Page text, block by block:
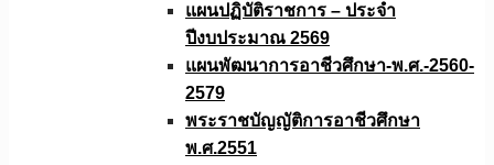
แผนปฏิบัติราชการ – ประจำ
ปีงบประมาณ 2569
แผนพัฒนาการอาชีวศึกษา-พ.ศ.-2560-
2579
พระราชบัญญัติการอาชีวศึกษา
พ.ศ.2551